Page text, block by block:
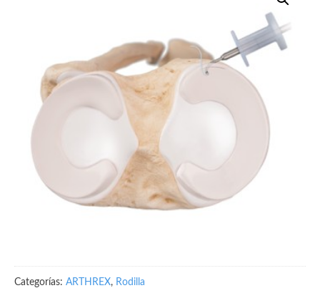
Categorías: ARTHREX, Rodilla